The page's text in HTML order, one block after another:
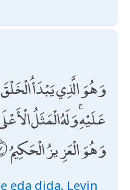
وَهُوَ الَّذِي يَبْدَأُ
عَلَيْهِ ۚ وَلَهُ الْمَثَلُ
وَهُوَ الْعَزِيزُ الْحَكِيمُ
eda dida. Leyin